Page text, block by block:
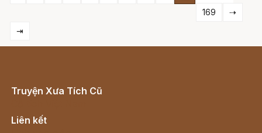
169
⇢
⇥
Truyện Xưa Tích Cũ
Liên kết